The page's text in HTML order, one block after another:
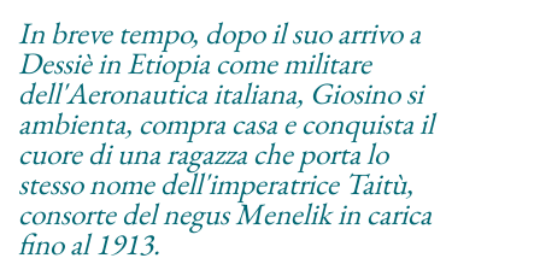
In breve tempo, dopo il suo arrivo a
Dessiè in Etiopia come militare
dell'Aeronautica italiana, Giosino si
ambienta, compra casa e conquista il
cuore di una ragazza che porta lo
stesso nome dell'imperatrice Taitù,
consorte del negus Menelik in carica
fino al 1913.